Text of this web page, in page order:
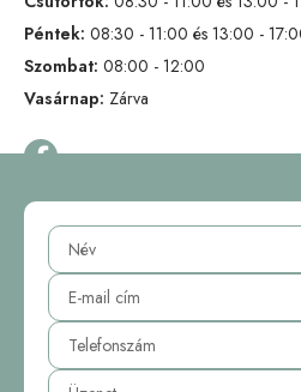
Péntek: 08:30 - 11:00 és 13:00 -
Szombat: 08:00 - 12:00
Vasárnap: Zárva